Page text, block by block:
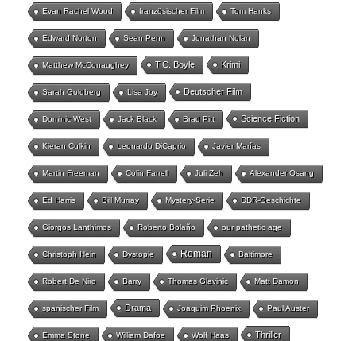
Evan Rachel Wood französischer Film Tom Hanks
Edward Norton Sean Penn Jonathan Nolan
Matthew McConaughey T.C. Boyle Krimi
Sarah Goldberg Lisa Joy Deutscher Film
Dominic West Jack Black Brad Pitt Science Fiction
Kieran Culkin Leonardo DiCaprio Javier Marías
Martin Freeman Colin Farrell Juli Zeh Alexander Osang
Ed Harris Bill Murray Mystery-Serie DDR-Geschichte
Giorgos Lanthimos Roberto Bolaño our pathetic age
Christoph Hein Dystopie Roman Baltimore
Robert De Niro Barry Thomas Glavinic Matt Damon
spanischer Film Drama Joaquim Phoenix Paul Auster
Emma Stone William Dafoe Wolf Haas Thriller